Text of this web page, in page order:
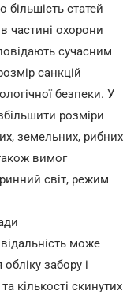
статей
в частині охорони
сучасним
санкцій
безпеки. У
розміри
земельних, рибних
вимог
світ, режим
може
забору і
кількості скинутих